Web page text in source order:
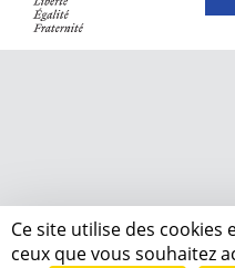
Ce site utilise des
ceux que vous souhaitez